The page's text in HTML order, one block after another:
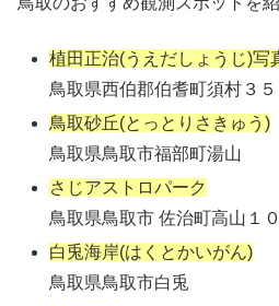
植田正治(うえだしょうじ)写
鳥取県西伯郡伯耆町須村３５
鳥取砂丘(とっとりさきゅう)
鳥取県鳥取市福部町湯山
さじアストロパーク
鳥取県鳥取市 佐治町高山１
白兎海岸(はくとかいがん)
鳥取県鳥取市白兎